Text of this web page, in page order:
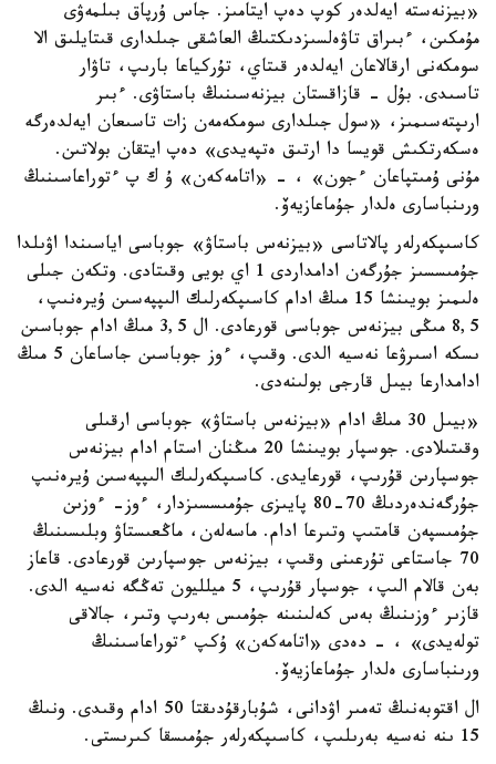
«بيزنەستە ايەلدەر كوپ دەپ ايتامىز. جاس ۇرپاق بىلمەۋى
مۇمكىن، ءبىراق تاۋەلسىزدىكتىڭ العاشقى جىلدارى قىتايلىق الا
سومكەنى ارقالاعان ايەلدەر قىتاي، تۇركياعا بارىپ، تاۋار
تاسىدى. بۇل - قازاقستان بيزنەسىنىڭ باستاۋى. ءبىر
ارىپتەسىمىز، «سول جىلدارى سومكەمەن زات تاسىعان ايەلدەرگە
ەسكەرتكىش قويسا دا ارتىق ەتپەيدى» دەپ ايتقان بولاتىن.
مۇنى ۇمىتپاعان ءجون» ، - «اتامەكەن» ۇ ك پ ءتوراعاسىنىڭ
ورىنباسارى ەلدار جۇماعازيەۆ.
كاسىپكەرلەر پالاتاسى «بيزنەس باستاۋ» جوباسى اياسىندا اۋىلدا
جۇمىسسىز جۇرگەن ادامداردى 1 اي بويى وقىتادى. وتكەن جىلى
ەلىمىز بويىنشا 15 مىڭ ادام كاسىپكەرلىك الىپپەسىن ۇيرەنىپ،
8,5 مىڭى بيزنەس جوباسى قورعادى. ال 3,5 مىڭ ادام جوباسىن
ىسكە اسىرۋعا نەسيە الدى. وقىپ، ءوز جوباسىن جاساعان 5 مىڭ
ادامدارعا بيىل قارجى بولىنەدى.
«بيىل 30 مىڭ ادام «بيزنەس باستاۋ» جوباسى ارقىلى
وقىتىلادى. جوسپار بويىنشا 20 مىڭنان استام ادام بيزنەس
جوسپارىن قۇرىپ، قورعايدى. كاسىپكەرلىك الىپپەسىن ۇيرەنىپ
جۇرگەندەردىڭ 70-80 پايىزى جۇمىسسىزدار، ءوز- ءوزىن
جۇمىسپەن قامتىپ وتىرعا ادام. ماسەلەن، ماڭعىستاۋ وبلىسىنىڭ
70 جاستاعى تۇرعىنى وقىپ، بيزنەس جوسپارىن قورعادى. قاعاز
بەن قالام الىپ، جوسپار قۇرىپ، 5 ميلليون تەڭگە نەسيە الدى.
قازىر ءوزىنىڭ بەس كەلىنىنە جۇمىس بەرىپ وتىر، جالاقى
تولەيدى» ، - دەدى «اتامەكەن» ۇكپ ءتوراعاسىنىڭ
ورىنباسارى ەلدار جۇماعازيەۆ.
ال اقتوبەنىڭ تەمىر اۋدانى، شۇبارقۇدىقتا 50 ادام وقىدى. ونىڭ
15 ىنە نەسيە بەرىلىپ، كاسىپكەرلەر جۇمىسقا كىرىستى.